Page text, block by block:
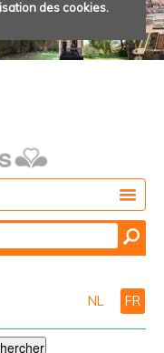
des cookies.
NL FR